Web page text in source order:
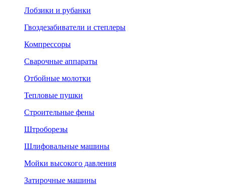
Лобзики и рубанки
Гвоздезабиватели и степлеры
Компрессоры
Сварочные аппараты
Отбойные молотки
Тепловые пушки
Строительные фены
Штроборезы
Шлифовальные машины
Мойки высокого давления
Затирочные машины